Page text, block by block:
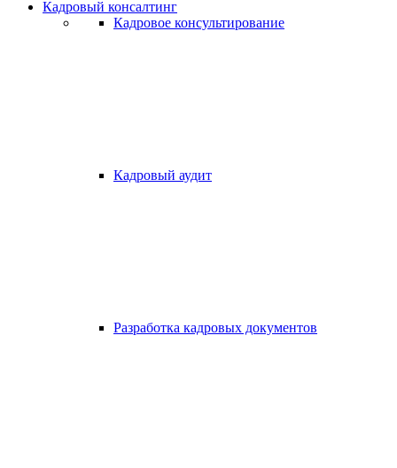
Кадровый консалтинг
Кадровое консультирование
Кадровый аудит
Разработка кадровых документов